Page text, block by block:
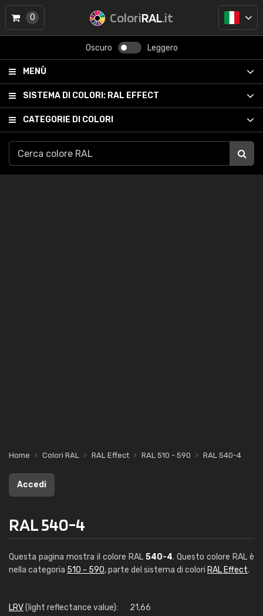
ColoriRAL.it
Oscuro Leggero
MENÙ
SISTEMA DI COLORI: RAL EFFECT
CATEGORIE DI COLORI
0
Home Colori RAL RAL Effect RAL 510 - 590 RAL 540-4
Accedi
RAL 540-4
Questa pagina mostra il colore RAL 540-4. Questo colore RAL è
nella categoria 510 - 590, parte del sistema di colori RAL Effect.
LRV(light reflectance value): 21,66